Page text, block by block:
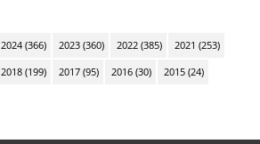
2024 (366) 2023 (360) 2022 (385)
2021 (253)
2018 (199) 2017 (95) 2016 (30) 2015 (24)